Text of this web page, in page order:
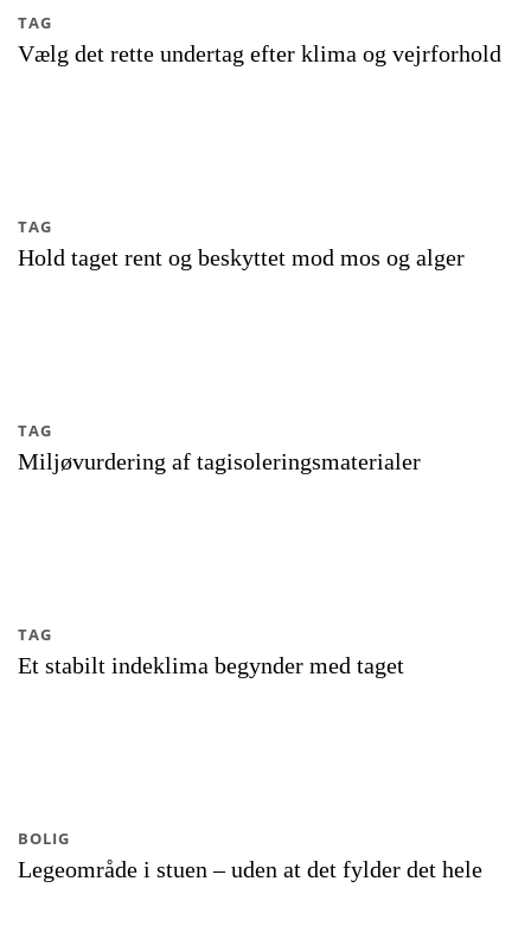
Vælg det rette undertag efter klima og vejrforhold
TAG
Hold taget rent og beskyttet mod mos og alger
TAG
Miljøvurdering af tagisoleringsmaterialer
TAG
Et stabilt indeklima begynder med taget
TAG
Legeområde i stuen – uden at det fylder det hele
BOLIG